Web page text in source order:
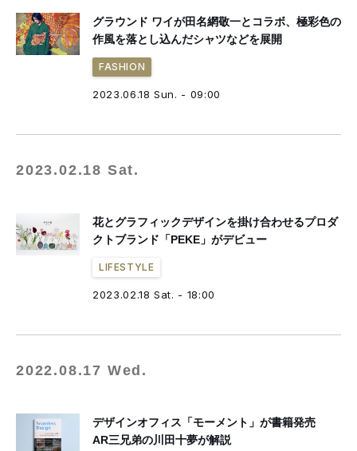
グラウンド ワイが田名網敬一とコラボ、極彩色の
作風を落とし込んだシャツなどを展開
FASHION
2023.06.18 Sun. - 09:00
2023.02.18 Sat.
花とグラフィックデザインを掛け合わせるプロダ
クトブランド「PEKE」がデビュー
LIFESTYLE
2023.02.18 Sat. - 18:00
2022.08.17 Wed.
デザインオフィス「モーメント」が書籍発売
AR三兄弟の川田十夢が解説